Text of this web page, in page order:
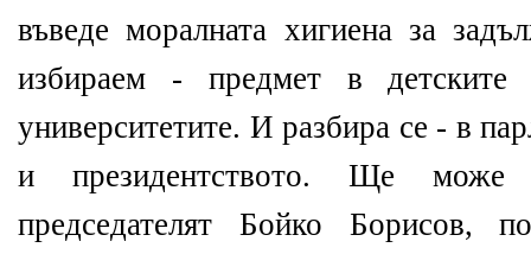
въведе моралната хигиена за
избираем - предмет в детските
университетите. И разбира се - в
и президентството. Ще може
председателят Бойко Борисов,